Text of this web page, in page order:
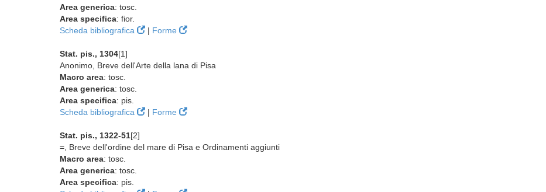
Area generica: tosc.
Area specifica: fior.
Scheda bibliografica
| Forme
Stat. pis., 1304[1]
Anonimo, Breve dell'Arte della lana di Pisa
Macro area: tosc.
Area generica: tosc.
Area specifica: pis.
Scheda bibliografica
| Forme
Stat. pis., 1322-51[2]
=, Breve dell'ordine del mare di Pisa e Ordinamenti aggiunti
Macro area: tosc.
Area generica: tosc.
Area specifica: pis.